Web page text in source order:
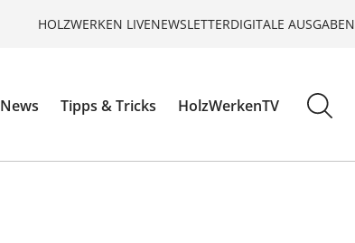
HOLZWERKEN LIVENEWSLETTERDIGITALE AUSGABEN
News Tipps & Tricks HolzWerkenTV